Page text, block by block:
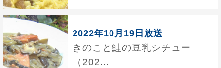
2022年10月19日放送
きのこと鮭の豆乳シチュー
（202...